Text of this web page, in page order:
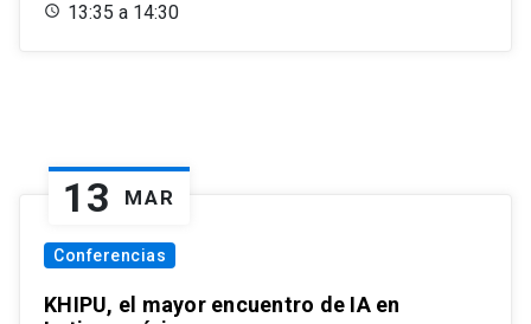
13:35 a 14:30
13 MAR
Conferencias
KHIPU, el mayor encuentro de IA en